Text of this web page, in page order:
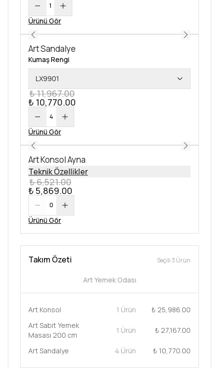
1
Ürünü Gör
Art Sandalye
Kumaş Rengi
LX9901
₺ 11,967.00
₺ 10,770.00
4
Ürünü Gör
Art Konsol Ayna
Teknik Özellikler
₺ 6,521.00
₺ 5,869.00
0
Ürünü Gör
Takım Özeti Seçili 3 Ürün
Art Yemek Odası
Art Konsol 1 Ürün
₺ 25,986.00
Art Sabit Yemek
Masası 200 cm
1 Ürün ₺ 27,167.00
Art Sandalye 4 Ürün ₺ 10,770.00